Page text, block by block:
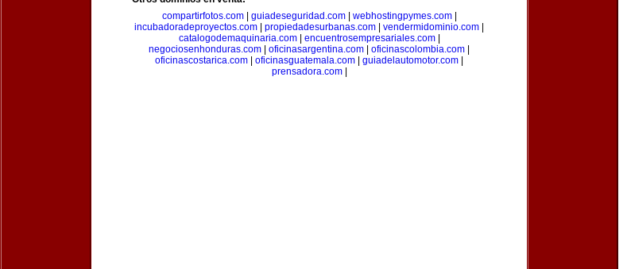
compartirfotos.com| guiadeseguridad.com| webhostingpymes.com|
incubadoradeproyectos.com
propiedadesurbanas.com vendermidominio.com
catalogodemaquinaria.com| encuentrosempresariales.com|
negociosenhonduras.com
oficinasargentina.com oficinascolombia.com
oficinascostarica.com
oficinasguatemala.com guiadelautomotor.com
prensadora.com|